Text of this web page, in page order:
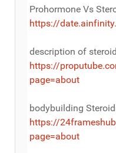
Prohormone Vs
https://
description of
https://
page=about
bodybuilding
https://
page=about